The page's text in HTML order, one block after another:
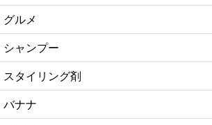
グルメ
シャンプー
スタイリング剤
バナナ